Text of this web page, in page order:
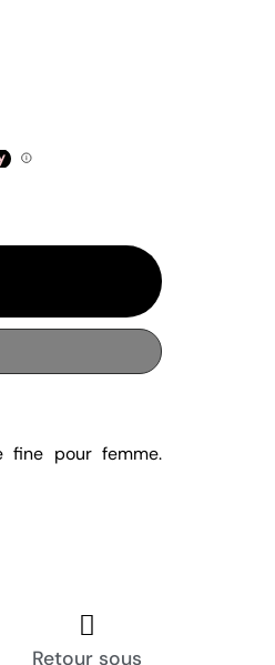
fine pour femme.
Retour sous